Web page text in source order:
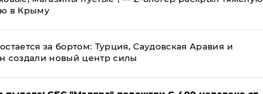
в Крыму
за бортом: Турция, Саудовская Аравия и
создали новый центр силы